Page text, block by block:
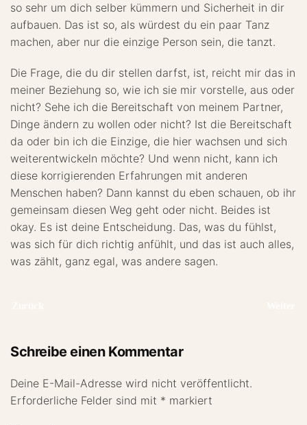
so sehr um dich selber kümmern und Sicherheit in dir
aufbauen. Das ist so, als würdest du ein paar Tanz
machen, aber nur die einzige Person sein, die tanzt.
Die Frage, die du dir stellen darfst, ist, reicht mir das in
meiner Beziehung so, wie ich sie mir vorstelle, aus oder
nicht? Sehe ich die Bereitschaft von meinem Partner,
Dinge ändern zu wollen oder nicht? Ist die Bereitschaft
da oder bin ich die Einzige, die hier wachsen und sich
weiterentwickeln möchte? Und wenn nicht, kann ich
diese korrigierenden Erfahrungen mit anderen
Menschen haben? Dann kannst du eben schauen, ob ihr
gemeinsam diesen Weg geht oder nicht. Beides ist
okay. Es ist deine Entscheidung. Das, was du fühlst,
was sich für dich richtig anfühlt, und das ist auch alles,
was zählt, ganz egal, was andere sagen.
Schreibe einen Kommentar
Deine E-Mail-Adresse wird nicht veröffentlicht.
Erforderliche Felder sind mit * markiert